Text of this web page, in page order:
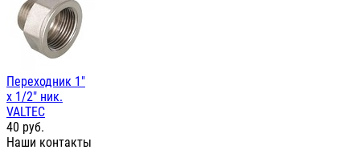
Переходник 1"
х 1/2" ник.
VALTEC
40 руб.
Наши контакты